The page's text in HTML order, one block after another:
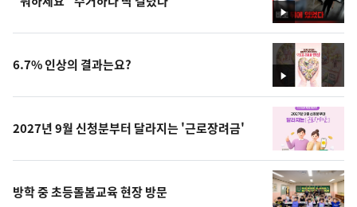
영
상
영
상
6.7% 인상의 결과는요?
2027년 9월 신청분부터 달라지는 '근로장려금'
방학 중 초등돌봄교육 현장 방문